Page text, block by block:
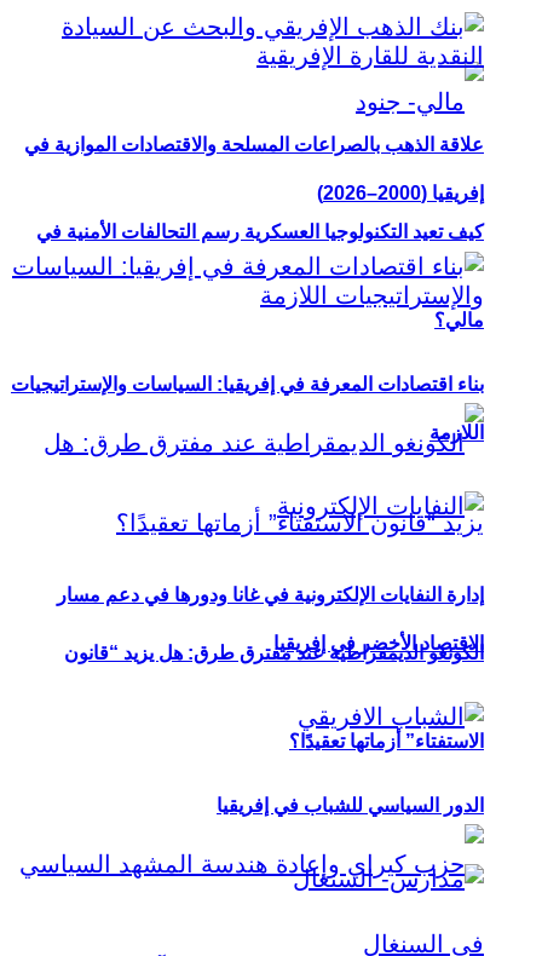
كيف تعيد التكنولوجيا العسكرية رسم التحالفات الأمنية في
مالي؟
الكونغو الديمقراطية عند مفترق طرق: هل يزيد “قانون
الاستفتاء” أزماتها تعقيدًا؟
علاقة الذهب بالصراعات المسلحة والاقتصادات الموازية في
إفريقيا (2000–2026)
بناء اقتصادات المعرفة في إفريقيا: السياسات والإستراتيجيات
اللازمة
إدارة النفايات الإلكترونية في غانا ودورها في دعم مسار
الاقتصاد الأخضر في إفريقيا
الدور السياسي للشباب في إفريقيا